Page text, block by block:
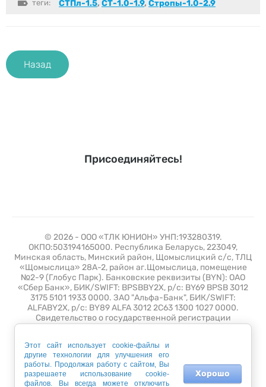
теги: СТПл-1.5, СТ-1.0-1.9, Стропы-1.0-2.9
Назад
Присоединяйтесь!
© 2026 - ООО «ТЛК ЮНИОН» УНП:193280319.
ОКПО:503194165000. Республика Беларусь, 223049,
Минская область, Минский район, Щомыслицкий с/с, ТЛЦ
«Щомыслица» 28А-2, район аг.Щомыслица, помещение
№2-9 (Глобус Парк). Банковские реквизиты (BYN): ОАО
«Сбер Банк», БИК/SWIFT: BPSBBY2X, р/с: BY69 BPSB 3012
3175 5101 1933 0000. ЗАО "Альфа-Банк", БИК/SWIFT:
ALFABY2X, р/с: BY89 ALFA 3012 2C63 1300 1027 0000.
Свидетельство о государственной регистрации
апреля 2021 года с регистрационным номером 508389.
Время работы: Пн - Пт с 9.00 до 18.00
Этот сайт использует cookie-файлы и
другие технологии для улучшения его
работы. Продолжая работу с сайтом, Вы
разрешаете использование cookie-
файлов. Вы всегда можете отключить
Хорошо